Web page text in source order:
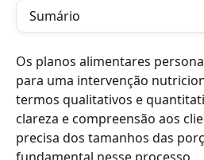
Sumário
Os planos alimentares
para uma intervenção
termos qualitativos e
clareza e compreensão aos
precisa dos tamanhos das